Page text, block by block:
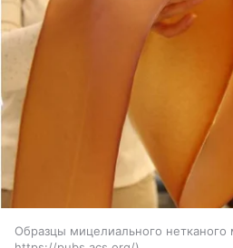
Образцы мицелиального нетканого